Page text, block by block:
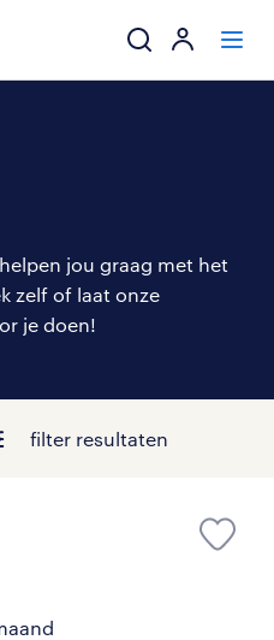
mijn carrière
over randstad
jou graag met het
zelf of laat onze
je doen!
filter resultaten